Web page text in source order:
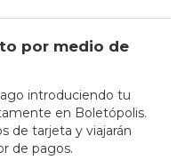
por medio de
introduciendo tu
en Boletópolis.
de tarjeta y viajarán
de pagos.